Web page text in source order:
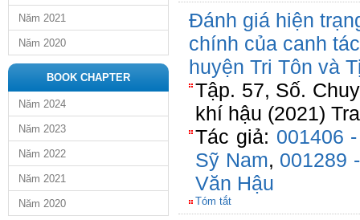
Năm 2021
Năm 2020
BOOK CHAPTER
Năm 2024
Năm 2023
Năm 2022
Năm 2021
Năm 2020
Đánh giá hiện
chính của canh
huyện Tri Tôn và
Tập. 57, Số.
khí hậu (2021)
Tác giả: 001406
Sỹ Nam, 001289
Văn Hậu
Tóm tắt